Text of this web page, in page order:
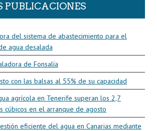
PUBLICACIONES
del sistema de abastecimiento para el
agua desalada
de Fonsalía
con las balsas al 55% de su capacidad
agrícola en Tenerife superan los 2,7
cúbicos en el arranque de agosto
eficiente del agua en Canarias mediante